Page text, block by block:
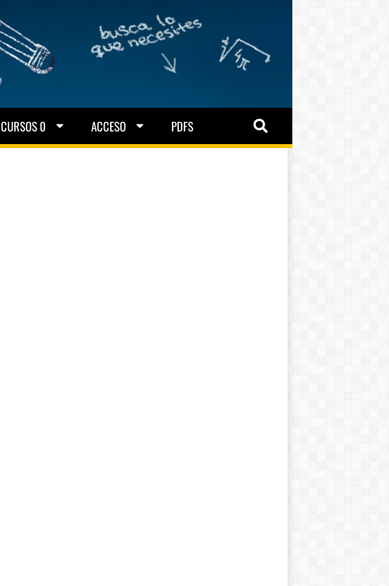
CURSOS 0 ACCESO PDFS